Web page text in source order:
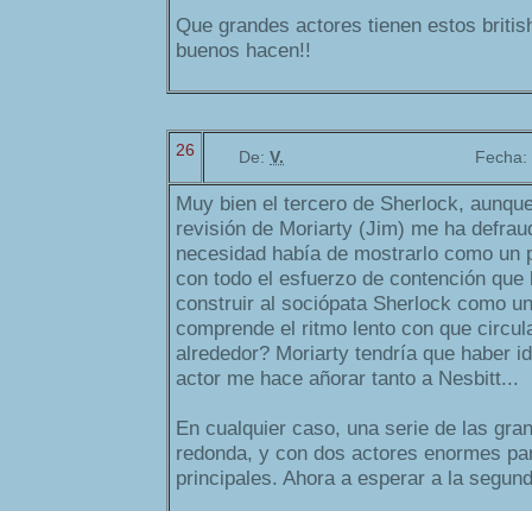
Que grandes actores tienen estos
buenos hacen!!
26 De: V. Fecha:
Muy bien el tercero de Sherlock,
revisión de Moriarty (Jim) me ha
necesidad había de mostrarlo como un
con todo el esfuerzo de contención que
construir al sociópata Sherlock como
comprende el ritmo lento con que
alrededor? Moriarty tendría que haber
actor me hace añorar tanto a Nesbitt...
En cualquier caso, una serie de las
redonda, y con dos actores enormes
principales. Ahora a esperar a la